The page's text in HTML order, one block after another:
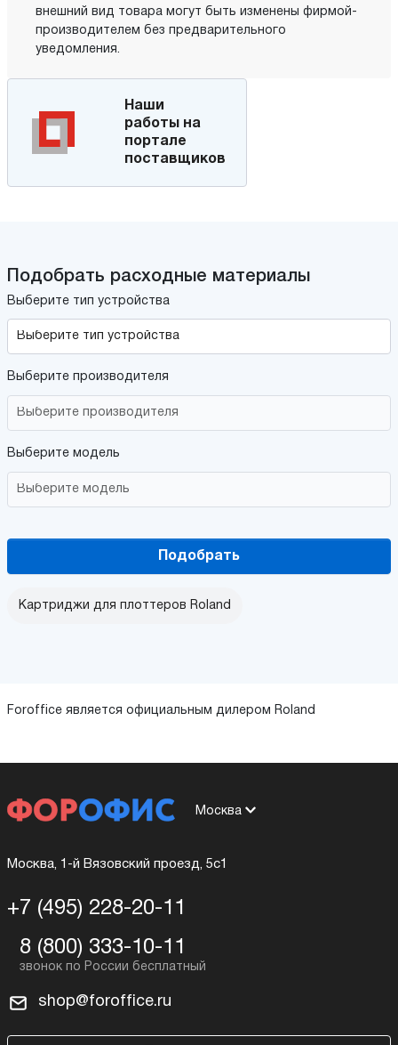
внешний вид товара могут быть изменены фирмой-
производителем без предварительного
уведомления.
Наши
работы на
портале
поставщиков
Подобрать расходные материалы
Выберите тип устройства
Выберите производителя
Выберите модель
Подобрать
Картриджи для плоттеров Roland
Foroffice является официальным дилером Roland
Москва
Москва, 1-й Вязовский проезд, 5с1
+7 (495) 228-20-11
8 (800) 333-10-11
shop@foroffice.ru